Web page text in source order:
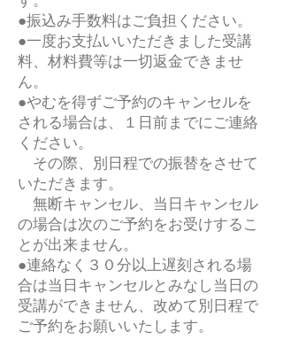
●振込み手数料はご負担ください。
●一度お支払いいただきました受講
料、材料費等は一切返金できませ
ん。
●やむを得ずご予約のキャンセルを
される場合は、１日前までにご連絡
ください。
その際、別日程での振替をさせて
いただきます。
無断キャンセル、当日キャンセル
の場合は次のご予約をお受けするこ
とが出来ません。
●連絡なく３０分以上遅刻される場
合は当日キャンセルとみなし当日の
受講ができません、改めて別日程で
ご予約をお願いいたします。